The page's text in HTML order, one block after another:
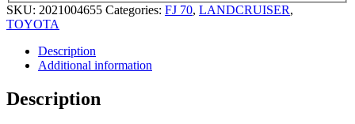
SKU: 2021004655 Categories: FJ 70, LANDCRUISER,
TOYOTA
Description
Additional information
Description